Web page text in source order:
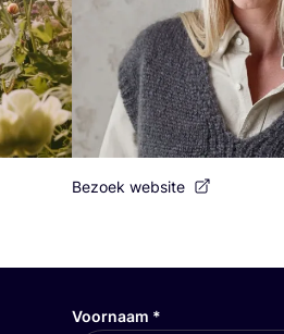
Bezoek website
Voornaam *